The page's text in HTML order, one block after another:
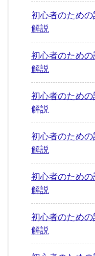
初心者のため
解説
初心者のため
解説
初心者のため
解説
初心者のため
解説
初心者のため
解説
初心者のため
解説